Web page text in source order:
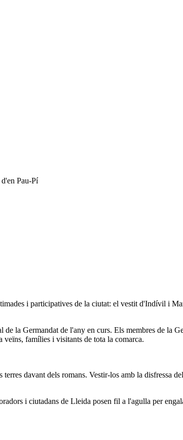
Pau-Pí
i participatives de la ciutat: el vestit d'Indívil i
la Germandat de l'any en curs. Els membres de la
famílies i visitants de tota la comarca.
davant dels romans. Vestir-los amb la disfressa
i ciutadans de Lleida posen fil a l'agulla per